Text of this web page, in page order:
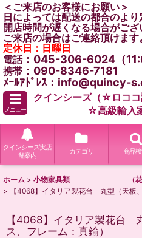
＜ご来店のお客様にお願い＞
日によっては配送の都合のより
開店時間が遅くなる場合がござ
ご来店の場合はご連絡頂けます
定休日：日曜日
電話：045-306-6024（
携帯 ：090-8346-7181
ﾒｰﾙｱﾄﾞﾚｽ：info@quincy-
メニュー
クインシーズ（☆ロコ
☆高級輸入
クインシーズ実店
舗案内
カテゴリ 商品
ホーム > 小物家具類 （花台、
>
【4068】イタリア製花台 丸型（天板
【4068】イタリア製花台
ス、フレーム：真鍮）